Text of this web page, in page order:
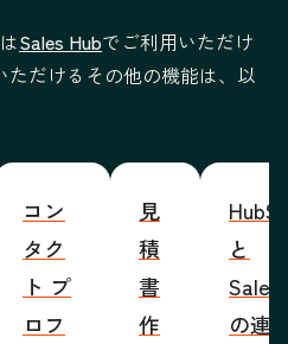
Sales Hubでご利用いただけ
ただけるその他の機能は、以
コン
タク
ト プ
ロフ
見
積
書
作
と
の連